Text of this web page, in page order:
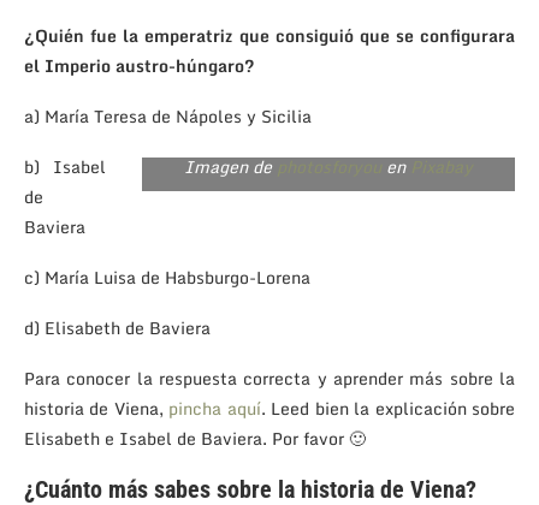
¿Quién fue la emperatriz que consiguió que se configurara
el Imperio austro-húngaro?
a) María Teresa de Nápoles y Sicilia
Imagen dephotosforyouenPixabay
b) Isabel
de
Baviera
c) María Luisa de Habsburgo-Lorena
d) Elisabeth de Baviera
Para conocer la respuesta correcta y aprender más sobre la
historia de Viena, pincha aquí. Leed bien la explicación sobre
Elisabeth e Isabel de Baviera. Por favor 🙂
¿Cuánto más sabes sobre la historia de Viena?